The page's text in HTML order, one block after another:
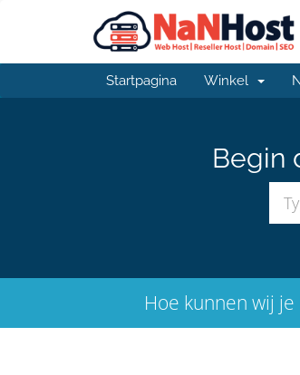
Startpagina Winkel
Begin
Hoe kunnen wij